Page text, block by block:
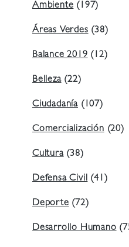
Ambiente (197)
Áreas Verdes (38)
Balance 2019 (12)
Belleza(22)
Ciudadanía (107)
Comercialización (20)
Cultura(38)
Defensa Civil (41)
Deporte (72)
Desarrollo Humano